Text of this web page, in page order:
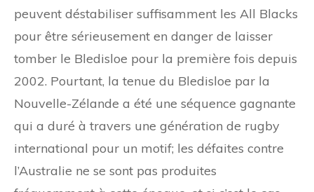
peuvent déstabiliser suffisamment les All Blacks
pour être sérieusement en danger de laisser
tomber le Bledisloe pour la première fois depuis
2002. Pourtant, la tenue du Bledisloe par la
Nouvelle-Zélande a été une séquence gagnante
qui a duré à travers une génération de rugby
international pour un motif; les défaites contre
l’Australie ne se sont pas produites